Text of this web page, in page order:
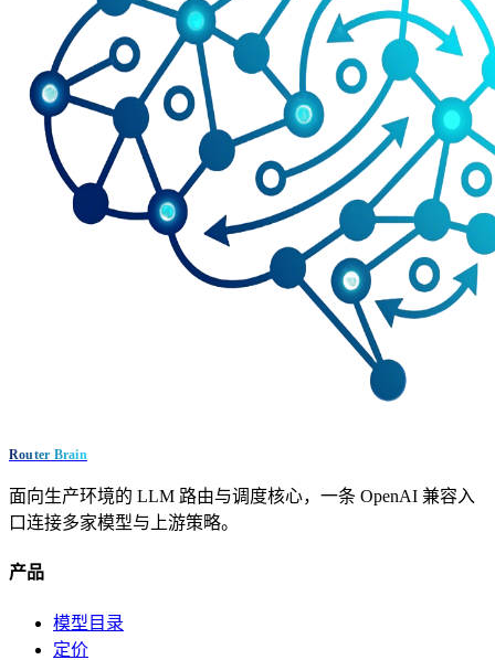
Router Brain
面向生产环境的 LLM 路由与调度核心，一条 OpenAI 兼容入
口连接多家模型与上游策略。
产品
模型目录
定价